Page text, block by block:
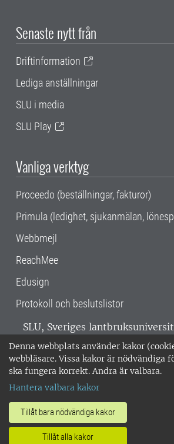
Denna webbplats använder kakor
webbläsare. Vissa kakor är nödvändiga
ska fungera korrekt. Andra är valbara.
Hantera valbara kakor
Tillåt bara nödvändiga kakor
Tillåt alla kakor
Senaste nytt från
Driftinformation
Lediga anställningar
SLU i media
SLU Play
Vanliga verktyg
Proceedo (beställningar, fakturor)
Primula (ledighet, sjukanmälan,
Webbmejl
ReachMee
Edusign
Protokoll och beslutslistor
SLU, Sveriges
verksamhet över hela Sverige.
Alnarp, Uppsala och Umeå.SLU
miljöcertifierat enligt ISO 14001.
018-67 10 00 • Org nr: 202100-
Om SLU:s webbplatser
•Hantera kakor•Behandling av
personuppgifter